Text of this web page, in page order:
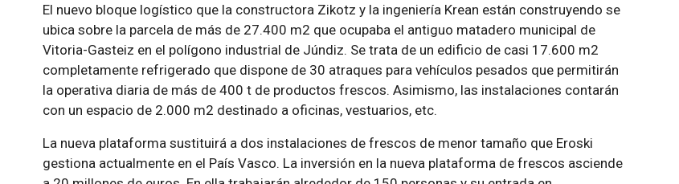
El nuevo bloque logístico que la constructora Zikotz y la ingeniería Krean están construyendo se
ubica sobre la parcela de más de 27.400 m2 que ocupaba el antiguo matadero municipal de
Vitoria-Gasteiz en el polígono industrial de Júndiz. Se trata de un edificio de casi 17.600 m2
completamente refrigerado que dispone de 30 atraques para vehículos pesados que permitirán
la operativa diaria de más de 400 t de productos frescos. Asimismo, las instalaciones contarán
con un espacio de 2.000 m2 destinado a oficinas, vestuarios, etc.
La nueva plataforma sustituirá a dos instalaciones de frescos de menor tamaño que Eroski
gestiona actualmente en el País Vasco. La inversión en la nueva plataforma de frescos asciende